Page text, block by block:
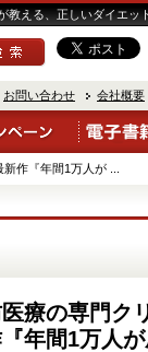
える、正しいダイエッ
お問い合わせ 会社概要
作『年間1万人が ...
療の専門ク
年間1万人